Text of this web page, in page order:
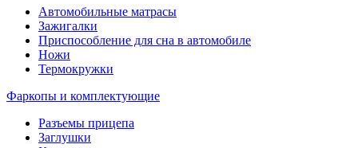
Автомобильные матрасы
Зажигалки
Приспособление для сна в автомобиле
Ножи
Термокружки
Фаркопы и комплектующие
Разъемы прицепа
Заглушки